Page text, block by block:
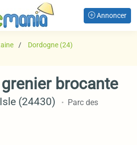
Annoncer
Dordogne (24)
brocante
(24430)
Parc des